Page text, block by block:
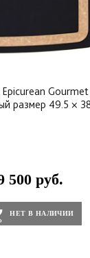
размер 49.5 ×
500 руб.
НЕТ В НАЛИЧИИ